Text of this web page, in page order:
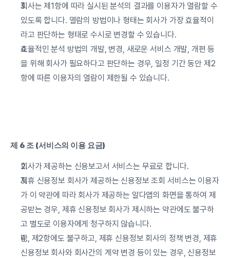
회사는 제1항에 따라 실시된 분석의 결과를 이용자가 열람할 수
있도록 합니다. 열람의 방법이나 형태는 회사가 가장 효율적이
라고 판단하는 형태로 수시로 변경할 수 있습니다.
효율적인 분석 방법의 개발, 변경, 새로운 서비스 개발, 개편 등
을 위해 회사가 필요하다고 판단하는 경우, 일정 기간 동안 제2
항에 따른 이용자의 열람이 제한될 수 있습니다.
제 6 조 (서비스의 이용 요금)
회사가 제공하는 신용보고서 서비스는 무료로 합니다.
제휴 신용정보 회사가 제공하는 신용정보 조회 서비스는 이용자
가 이 약관에 따라 회사가 제공하는 알다앱의 화면을 통하여 제
공받는 경우, 제휴 신용정보 회사가 제시하는 약관에도 불구하
고 별도로 이용자에게 청구하지 않습니다.
단, 제2항에도 불구하고, 제휴 신용정보 회사의 정책 변경, 제휴
신용정보 회사와 회사간의 계약 변경 등이 있는 경우, 신용정보